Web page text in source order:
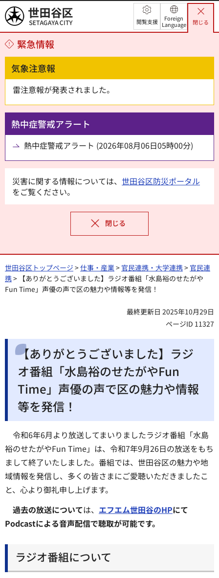
世田谷区 閲覧支援
Foreign
Language
閉じる
緊急情報
気象注意報
雷注意報が発表されました。
熱中症警戒アラート
熱中症警戒アラート (2026年08月06日05時00分)
災害に関する情報については、 世田谷区防災ポータル
をご覧ください。
閉じる
世田谷区トップページ >仕事・産業> 官民連携・大学連携> 官民連
携> 【ありがとうございました】ラジオ番組「水島裕のせたがや
Fun Time」声優の声で区の魅力や情報等を発信！
最終更新日 2025年10月29日
ページID 11327
【ありがとうございました】ラジ
オ番組「水島裕のせたがやFun
Time」声優の声で区の魅力や情報
等を発信！
令和6年6月より放送してまいりましたラジオ番組「水島
裕のせたがやFun Time」は、令和7年9月26日の放送をもち
まして終了いたしました。番組では、世田谷区の魅力や地
域情報を発信し、多くの皆さまにご愛聴いただきましたこ
と、心より御礼申し上げます。
過去の放送については、 エフエム世田谷のHPにて
Podcastによる音声配信で聴取が可能です。
ラジオ番組について